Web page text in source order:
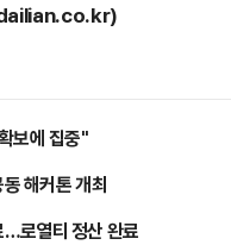
보에 집중"
해커톤 개최
…로열티 정산 완료